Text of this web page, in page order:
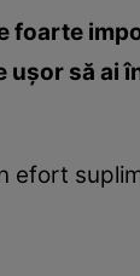
foarte
să ai
efort